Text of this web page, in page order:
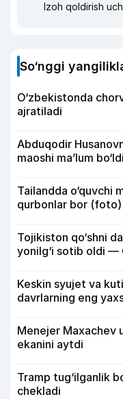
Izoh qoldirish
So‘nggi
O‘zbekistonda
ajratiladi
Abduqodir
maoshi ma’lum bo‘ldi
Tailandda o‘quvchi
qurbonlar bor (foto)
Tojikiston qo‘shni
yonilg‘i sotib oldi —
Keskin syujet va
davrlarning eng
Menejer Maxachev
ekanini aytdi
Tramp tug‘ilganlik
chekladi